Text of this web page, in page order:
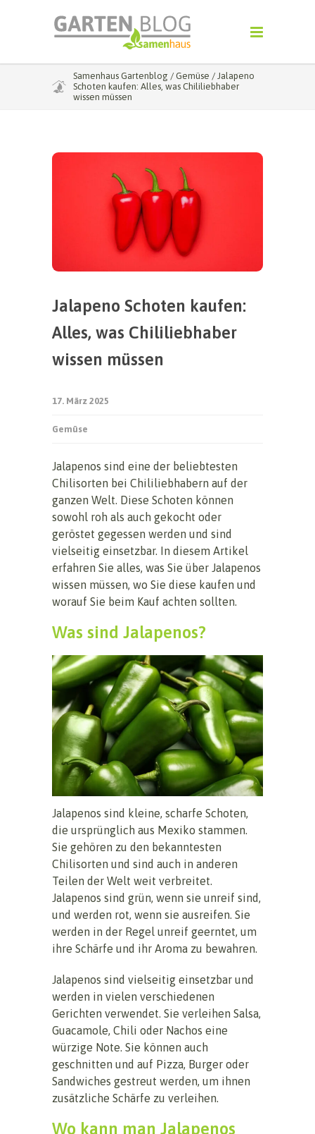
Samenhaus Gartenblog / Gemüse / Jalapeno
Schoten kaufen: Alles, was Chililiebhaber
wissen müssen
Jalapeno Schoten kaufen:
Alles, was Chililiebhaber
wissen müssen
17. März 2025
Gemüse
Jalapenos sind eine der beliebtesten
Chilisorten bei Chililiebhabern auf der
ganzen Welt. Diese Schoten können
sowohl roh als auch gekocht oder
geröstet gegessen werden und sind
vielseitig einsetzbar. In diesem Artikel
erfahren Sie alles, was Sie über Jalapenos
wissen müssen, wo Sie diese kaufen und
worauf Sie beim Kauf achten sollten.
Was sind Jalapenos?
Jalapenos sind kleine, scharfe Schoten,
die ursprünglich aus Mexiko stammen.
Sie gehören zu den bekanntesten
Chilisorten und sind auch in anderen
Teilen der Welt weit verbreitet.
Jalapenos sind grün, wenn sie unreif sind,
und werden rot, wenn sie ausreifen. Sie
werden in der Regel unreif geerntet, um
ihre Schärfe und ihr Aroma zu bewahren.
Jalapenos sind vielseitig einsetzbar und
werden in vielen verschiedenen
Gerichten verwendet. Sie verleihen Salsa,
Guacamole, Chili oder Nachos eine
würzige Note. Sie können auch
geschnitten und auf Pizza, Burger oder
Sandwiches gestreut werden, um ihnen
zusätzliche Schärfe zu verleihen.
Wo kann man Jalapenos